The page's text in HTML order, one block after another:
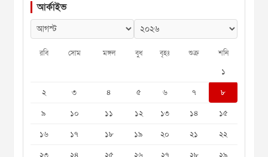
আর্কাইভ
রবি সোম মঙ্গল বুধ বৃহঃ শুক্র শনি
১
২
৩ ৪ ৫ ৬ ৭
৮
৯
১০ ১১ ১২ ১৩ ১৪
১৫
১৬
১৭ ১৮ ১৯ ২০ ২১
২২